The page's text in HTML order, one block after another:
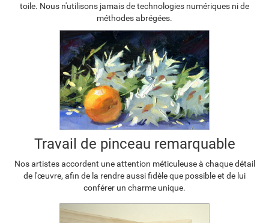
toile. Nous n'utilisons jamais de technologies numériques ni de
méthodes abrégées.
Travail de pinceau remarquable
Nos artistes accordent une attention méticuleuse à chaque détail
de l'œuvre, afin de la rendre aussi fidèle que possible et de lui
conférer un charme unique.